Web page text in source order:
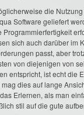
die
Software geliefert
sich auch darüber im
passt, aber
von diejenigen von
entspricht, ist echt die
dies auf lange
Erlernen, als man
stil auf die gute